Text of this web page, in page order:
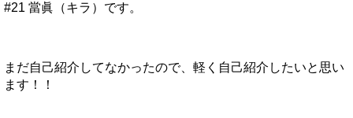
#21 當眞（キラ）です。
まだ自己紹介してなかったので、軽く自己紹介したいと思い
ます！！